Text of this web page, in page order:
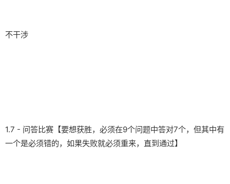
不干涉
1.7 - 问答比赛【要想获胜，必须在9个问题中答对7个，但其中有
一个是必须错的，如果失败就必须重来，直到通过】